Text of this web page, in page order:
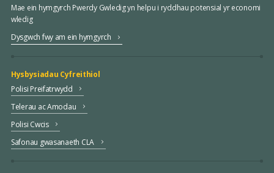
Mae ein hymgyrch Pwerdy Gwledig yn helpu i ryddhau potensial yr economi
wledig
Dysgwch fwy am ein hymgyrch
Hysbysiadau Cyfreithiol
Polisi Preifatrwydd
Telerau ac Amodau
Polisi Cwcis
Safonau gwasanaeth CLA